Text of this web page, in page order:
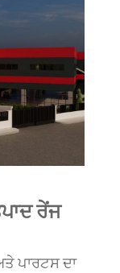
ਰੇਂਜ
ਪਾਰਟਸ ਦਾ